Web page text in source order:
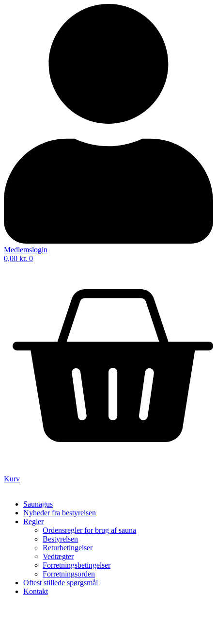
Medlemslogin
0,00 kr. 0
Kurv
Saunagus
Nyheder fra bestyrelsen
Regler
Ordensregler for brug af sauna
Bestyrelsen
Returbetingelser
Vedtægter
Forretningsbetingelser
Forretningsorden
Oftest stillede spørgsmål
Kontakt